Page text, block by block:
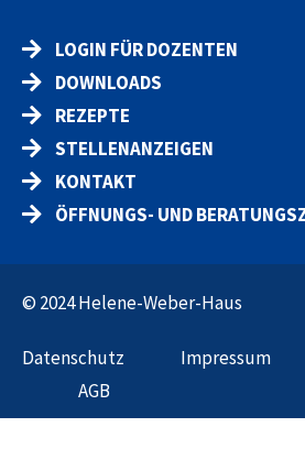
LOGIN FÜR DOZENTEN
DOWNLOADS
REZEPTE
STELLENANZEIGEN
KONTAKT
ÖFFNUNGS- UND
© 2024 Helene-Weber-Haus
Datenschutz Impressum
AGB